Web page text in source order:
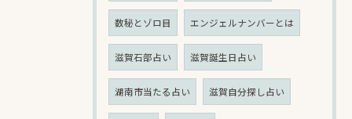
数秘とゾロ目 エンジェルナンバーとは
滋賀石部占い 滋賀誕生日占い
湖南市当たる占い 滋賀自分探し占い